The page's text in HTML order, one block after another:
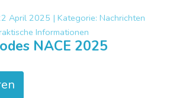
April 2025 | Kategorie: Nachrichten
Informationen
NACE 2025